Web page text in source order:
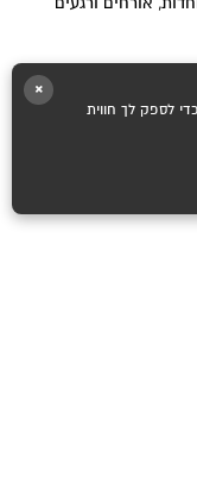
אורחים ורגעים
×
לידיעתך, באתר זה נעשה שימוש בקבצי Cookies כדי לספק לך חווית